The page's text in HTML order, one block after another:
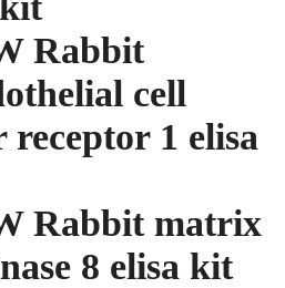
Rabbit
cell
1 elisa
Rabbit matrix
8 elisa kit